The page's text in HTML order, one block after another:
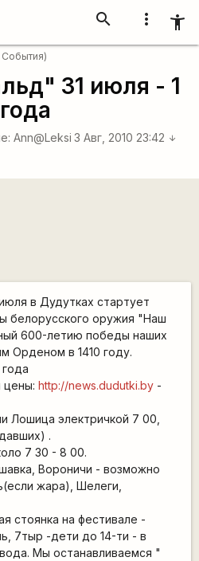
more_vert accessibility_new
search
31 июля - 1
Ann@Leksi 3 Авг, 2010 23:42 arrow_downward
в Дудутках стартует
белорусского оружия "Наш
600-летию победы наших
Орденом в 1410 году.
года
цены: http://news.dudutki.by-
Лошица электричкой 7 00,
.
7 30 - 8 00.
Вороничи - возможно
жара), Шелеги,
стоянка на фестивале -
7тыр -дети до 14-ти - в
Мы останавливаемся "